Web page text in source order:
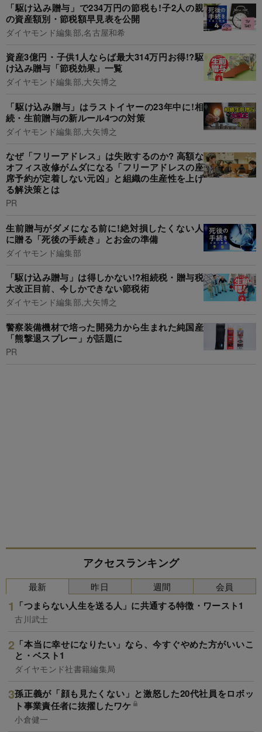
「駆け込み贈与」で234万円の節税も!子2人の親
の資産額別・節税額早見表を公開
ダイヤモンド編集部,名古屋和希
資産3億円・子供1人ならば最大314万円お得!?駆
け込み贈与「節税効果」一覧
ダイヤモンド編集部,大矢博之
「駆け込み贈与」はラストイヤーの23年中に!相
続・生前贈与の新ルール4つの対策
ダイヤモンド編集部,大矢博之
なぜ「フリーアドレス」は失敗するのか? 高額な
オフィス改修がムダになる「フリーアドレスの座
席予約が定着しない元凶」と組織の生産性を上げ
る解決策とは
PR
生前贈与がダメになる前に!絶対損したくない人
に贈る「死後の手続き」とお金の準備
ダイヤモンド編集部
「駆け込み贈与」は得しかない!?相続税・贈与税
大改正目前、今しかできない節税術
ダイヤモンド編集部,大矢博之
警察装備機材で培った開発力から生まれた純国産
「熊撃退スプレー」が話題に
PR
アクセスランキング
最新
「つまらない人生を送る人」に共通する特徴・ワースト1
古川武士
「本当に幸せになりたい」なら、今すぐやめた方がいいこ
と・ベスト1
ダイヤモンド社書籍編集局
孫正義が「顔も見たくない」と激怒した20代社員をロボッ
ト事業責任者に抜擢したワケ
小倉健一
昨日 週間 会員